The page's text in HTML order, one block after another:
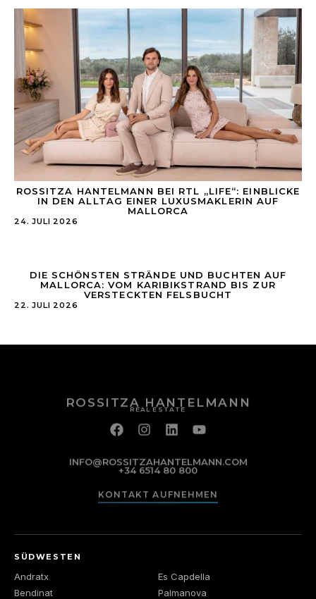
ROSSITZA HANTELMANN BEI RTL „LIFE“: EINBLICKE
IN DEN ALLTAG EINER LUXUSMAKLERIN AUF
MALLORCA
24. JULI 2026
DIE SCHÖNSTEN STRÄNDE UND BUCHTEN AUF
MALLORCA: VOM KARIBIKSTRAND BIS ZUR
VERSTECKTEN FELSBUCHT
22. JULI 2026
ROSSITZA HANTELMANN
REAL ESTATE
INFO@ROSSITZAHANTELMANN.COM
+34 6514 80 800
KONTAKT AUFNEHMEN
SÜDWESTEN
Andratx
Bendinat
Es Capdella
Palmanova